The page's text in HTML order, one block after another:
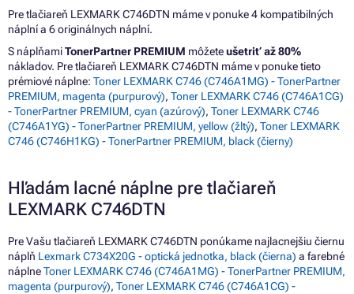
Pre tlačiareň LEXMARK C746DTN máme v ponuke 4 kompatibilných
náplní a 6 originálnych náplní.
S náplňamiTonerPartner PREMIUM môžeteušetriť až 80%
nákladov. Pre tlačiareň LEXMARK C746DTN máme v ponuke tieto
prémiové náplne: Toner LEXMARK C746 (C746A1MG) - TonerPartner
PREMIUM, magenta (purpurový), Toner LEXMARK C746 (C746A1CG)
- TonerPartner PREMIUM, cyan (azúrový), Toner LEXMARK C746
(C746A1YG) - TonerPartner PREMIUM, yellow (žltý), Toner LEXMARK
C746 (C746H1KG) - TonerPartner PREMIUM, black (čierny)
Hľadám lacné náplne pre tlačiareň
LEXMARK C746DTN
Pre Vašu tlačiareň LEXMARK C746DTN ponúkame najlacnejšiu čiernu
náplň Lexmark C734X20G - optická jednotka, black (čierna) a farebné
náplneToner LEXMARK C746 (C746A1MG) - TonerPartner PREMIUM,
magenta (purpurový), Toner LEXMARK C746 (C746A1CG) -